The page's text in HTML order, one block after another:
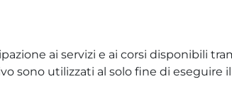
ai servizi e ai corsi disponibili
utilizzati al solo fine di eseguire il